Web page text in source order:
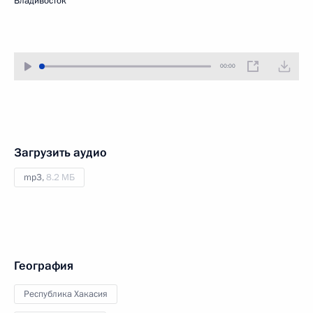
00:00
Загрузить аудио
mp3,8.2 МБ
География
Республика Хакасия